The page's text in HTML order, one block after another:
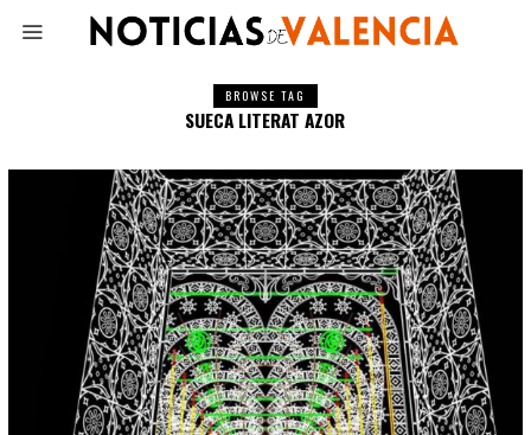
BROWSE TAG
SUECA LITERAT AZOR